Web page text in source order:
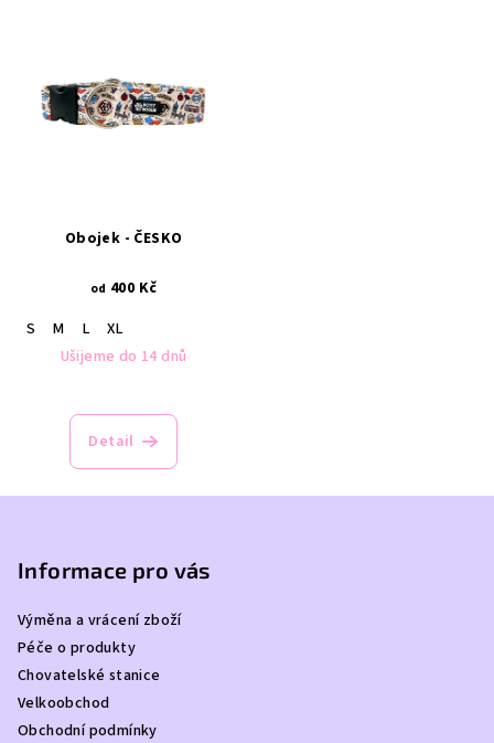
Obojek - ČESKO
od 400 Kč
S
M L
XL
Ušijeme do 14 dnů
Detail
Informace pro vás
Výměna a vrácení zboží
Péče o produkty
Chovatelské stanice
Velkoobchod
Obchodní podmínky